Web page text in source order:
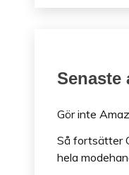
Senaste
Gör inte
Så fortsätter
hela